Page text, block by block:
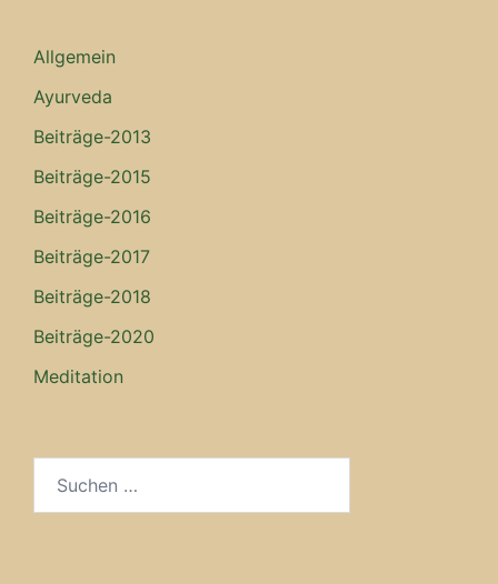
Allgemein
Ayurveda
Beiträge-2013
Beiträge-2015
Beiträge-2016
Beiträge-2017
Beiträge-2018
Beiträge-2020
Meditation